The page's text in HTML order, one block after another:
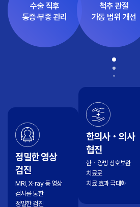
수술 직후
통증·부종 관리
척추 관절
가동 범위 개선
정밀한 영상
검진
MRI, X-ray 등 영상
검사를 통한
정밀한 검진
한의사・의사
협진
한・양방 상호보완
치료로
치료 효과 극대화